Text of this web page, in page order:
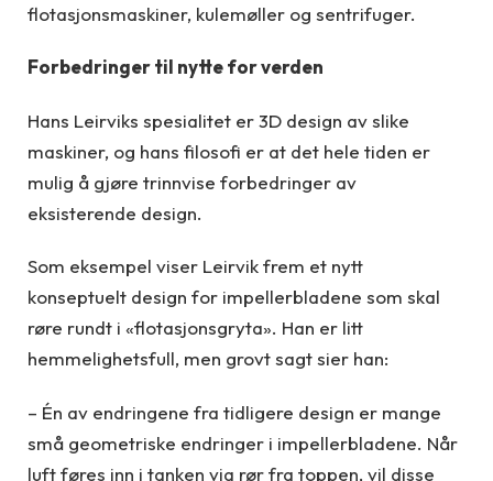
flotasjonsmaskiner, kulemøller og sentrifuger.
Forbedringer til nytte for verden
Hans Leirviks spesialitet er 3D design av slike
maskiner, og hans filosofi er at det hele tiden er
mulig å gjøre trinnvise forbedringer av
eksisterende design.
Som eksempel viser Leirvik frem et nytt
konseptuelt design for impellerbladene som skal
røre rundt i «flotasjonsgryta». Han er litt
hemmelighetsfull, men grovt sagt sier han:
– Én av endringene fra tidligere design er mange
små geometriske endringer i impellerbladene. Når
luft føres inn i tanken via rør fra toppen, vil disse